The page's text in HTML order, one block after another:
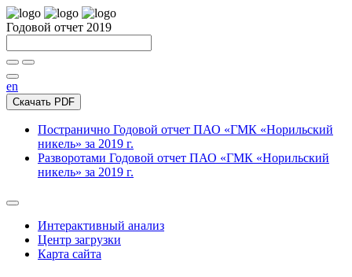
Годовой отчет 2019
en
Скачать PDF
Постранично Годовой отчет ПАО «ГМК «Норильский
никель» за 2019 г.
Разворотами Годовой отчет ПАО «ГМК «Норильский
никель» за 2019 г.
Интерактивный анализ
Центр загрузки
Карта сайта